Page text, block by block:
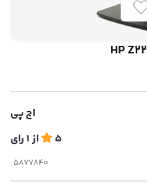
اچ پی
5 از1رای